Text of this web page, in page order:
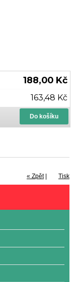
188,00 Kč
163,48 Kč
Do košíku
« Zpět| Tisk